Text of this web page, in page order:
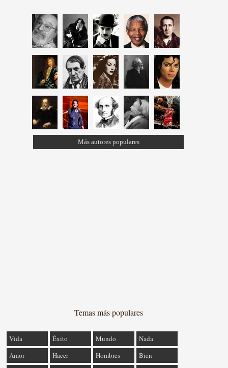
Más autores populares
Temas más populares
Vida Éxito Mundo
Nada
Amor
Hacer Hombres
Bien